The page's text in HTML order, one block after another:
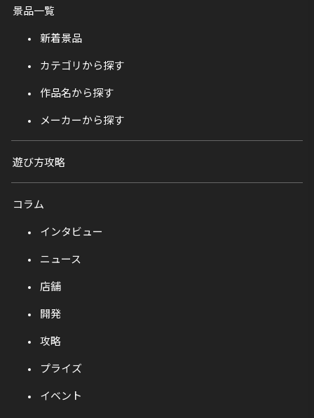
景品一覧
新着景品
カテゴリから探す
作品名から探す
メーカーから探す
遊び方攻略
コラム
インタビュー
ニュース
店舗
開発
攻略
プライズ
イベント